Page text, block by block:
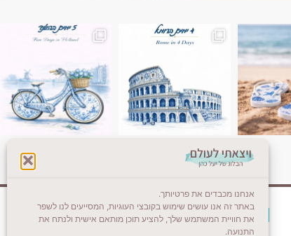
אנחנו מכבדים את פרטיותך.
באתר זה אנו עושים שימוש בקובצי העוגיות, המסייעים לנו לשפר
את חוויית המשתמש שלך, להציע תוכן מותאם אישית ולנתח את
התנועה.
היא אחת Instagram post
צרו קשר (לא בשבת)